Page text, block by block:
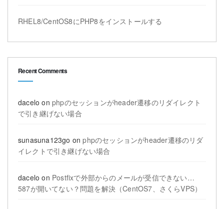
RHEL8/CentOS8にPHP8をインストールする
Recent Comments
dacelo onphpのセッションがheader遷移のリダイレクト
で引き継げない場合
sunasuna123go onphpのセッションがheader遷移のリダ
イレクトで引き継げない場合
dacelo on Postfixで外部からのメールが受信できない…
587が開いてない？問題を解決（CentOS7、さくらVPS）